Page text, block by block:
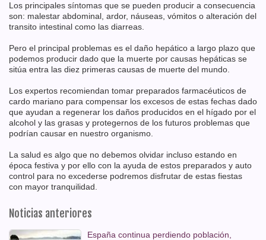
Los principales síntomas que se pueden producir a consecuencia
son: malestar abdominal, ardor, náuseas, vómitos o alteración del
transito intestinal como las diarreas.
Pero el principal problemas es el daño hepático a largo plazo que
podemos producir dado que la muerte por causas hepáticas se
sitúa entra las diez primeras causas de muerte del mundo.
Los expertos recomiendan tomar preparados farmacéuticos de
cardo mariano para compensar los excesos de estas fechas dado
que ayudan a regenerar los daños producidos en el hígado por el
alcohol y las grasas y protegernos de los futuros problemas que
podrían causar en nuestro organismo.
La salud es algo que no debemos olvidar incluso estando en
época festiva y por ello con la ayuda de estos preparados y auto
control para no excederse podremos disfrutar de estas fiestas
con mayor tranquilidad.
Noticias anteriores
España continua perdiendo población,